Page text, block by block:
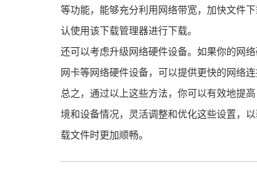
等功能，能够充分利用网络带宽，加快文件
认使用该下载管理器进行下载。
还可以考虑升级网络硬件设备。如果你的网
网卡等网络硬件设备，可以提供更快的网络
总之，通过以上这些方法，你可以有效地提
境和设备情况，灵活调整和优化这些设置，
载文件时更加顺畅。